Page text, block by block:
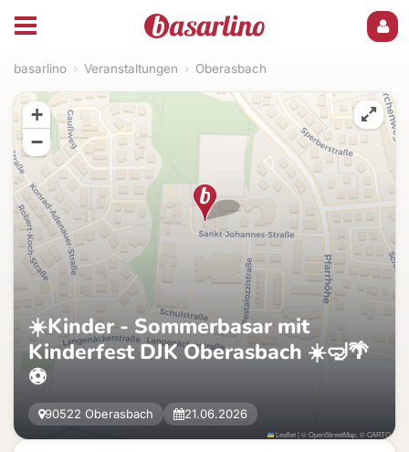
basarlino › Veranstaltungen › Oberasbach
☀️Kinder - Sommerbasar mit
Kinderfest DJK Oberasbach ☀️🤿🌴
⚽
90522 Oberasbach 21.06.2026
+
−
Leaflet|©OpenStreetMap , ©CARTO